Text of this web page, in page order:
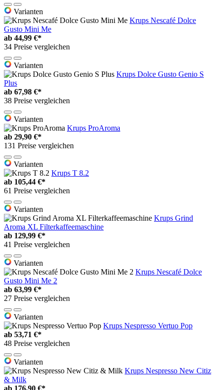
Varianten
Krups Nescafé Dolce
Gusto Mini Me
ab 44,99 €*
34 Preise vergleichen
Varianten
Krups Dolce Gusto Genio S
Plus
ab 67,98 €*
38 Preise vergleichen
Varianten
Krups ProAroma
ab 29,90 €*
131 Preise vergleichen
Varianten
Krups T 8.2
ab 105,44 €*
61 Preise vergleichen
Varianten
Krups Grind
Aroma XL Filterkaffeemaschine
ab 129,99 €*
41 Preise vergleichen
Varianten
Krups Nescafé Dolce
Gusto Mini Me 2
ab 63,99 €*
27 Preise vergleichen
Varianten
Krups Nespresso Vertuo Pop
ab 53,71 €*
48 Preise vergleichen
Varianten
Krups Nespresso New Citiz
& Milk
ab 176,90 €*